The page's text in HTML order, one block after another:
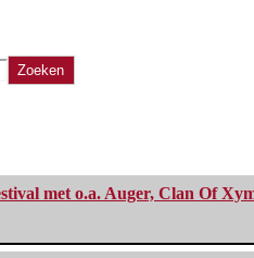
Zoeken
met o.a. Auger, Clan Of